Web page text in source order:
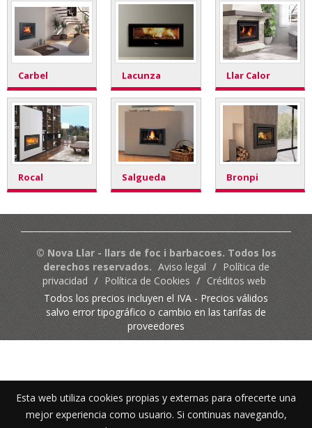
Esta web utiliza cookies propias y externas para ofrecerte una
mejor experiencia como usuario. Si continuas navegando,
Carbel Lacunza Llar Calor
Rocal Salgueda Bronpi
© Nova Llar - llars de foc i barbacoes. Todos los
derechos reservados. Aviso legal / Política de
privacidad / Política de Cookies / Créditos web
Todos los precios incluyen el IVA - Precios válidos
salvo error tipográfico o cambio en las tarifas de
proveedores